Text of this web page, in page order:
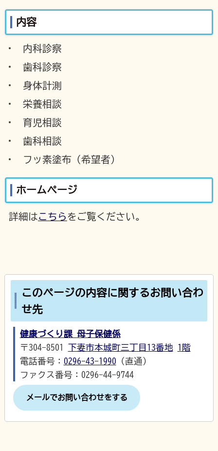
内容
内科診察
歯科診察
身体計測
栄養相談
育児相談
歯科相談
フッ素塗布（希望者）
ホームページ
詳細はこちら をご覧ください。
このページの内容に関するお問い合わ
せ先
健康づくり課 母子保健係
〒304-8501 下妻市本城町三丁目13番地 1階
電話番号： 0296-43-1990 （直通）
ファクス番号：0296-44-9744
メールでお問い合わせをする